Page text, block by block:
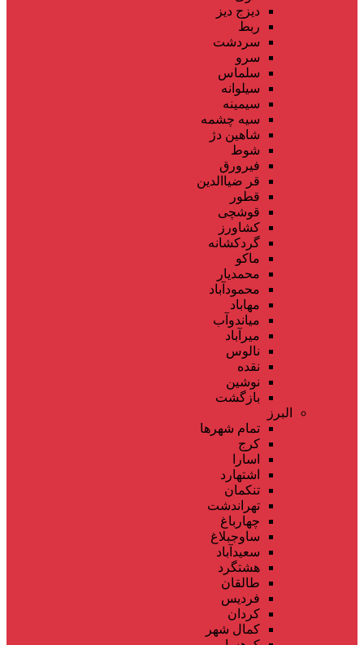
دیزج دیز
ربط
سردشت
سرو
سلماس
سیلوانه
سیمینه
سیه چشمه
شاهین دژ
شوط
فیرورق
قر ضیاالدین
قطور
قوشچی
کشاورز
گردکشانه
ماکو
محمدیار
محمودآباد
مهاباد
میاندوآب
میرآباد
نالوس
نقده
نوشین
بازگشت
البرز
تمام شهر‌ها
کرج
اسارا
اشتهارد
تنکمان
تهراندشت
چهارباغ
ساوجبلاغ
سعیدآباد
هشتگرد
طالقان
فردیس
کردان
کمال شهر